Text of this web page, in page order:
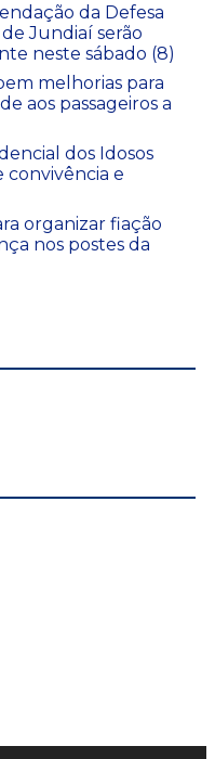
da Defesa
Jundiaí serão
neste sábado (8)
melhorias para
aos passageiros a
dos Idosos
convivência e
organizar fiação
nos postes da